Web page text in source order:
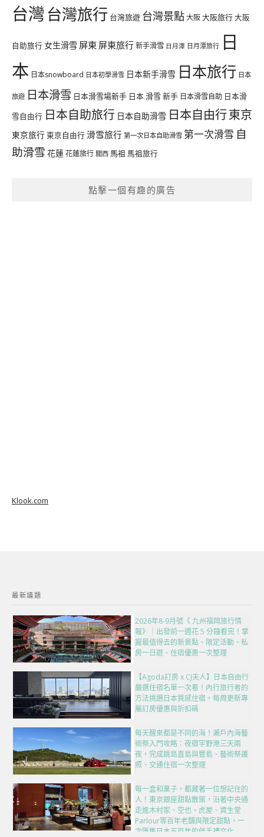
台灣台灣旅行 台灣旅遊 台灣景點大阪大阪旅行大阪
自助旅行 女生滑雪 屏東 屏東旅行新手滑雪 日月潭 日月潭旅行 日
本 日本snowboard 日本初學滑雪 日本新手滑雪 日本旅行 日本
旅遊 日本滑雪 日本滑雪場新手 日本 滑雪 新手 日本滑雪自助 日本滑
雪自由行 日本自助旅行 日本自助滑雪 日本自由行東京
東京旅行 東京自由行 滑雪旅行 第一次日本自助滑雪 第一次滑雪 自
助滑雪 花蓮花蓮旅行 關西 馬祖 馬祖旅行
點擊一個有趣的廣告
Klook.com
最新議題
2026年8-9月號《 九州福岡旅行情
報》｜出發前一週花 5 分鐘看完！掌
握最值得去的新景點、限定活動、私
房一日遊、住宿優惠一次整理
【Agoda訂房 x CJ夫人】日本自由行
嚴選住宿名單一次看！內行旅行者的
方法挑選日本質感住宿，每周更新專
屬訂房優惠與折扣碼
每天醒來都是不同的海！瀨戶內海藝
術祭入門攻略：夜宿宇野港三天兩
夜，完成跳島直島與豐島、藝術祭護
照、交通住宿一次整理
每一盒和菓子，都藏著一位想記住的
人！東京銀座甜點散策，沿著中央通
走進木村家、空也、虎屋、資生堂
Parlour等百年老舖與限定甜點，一
次匯集日本五百年的伴手禮文化